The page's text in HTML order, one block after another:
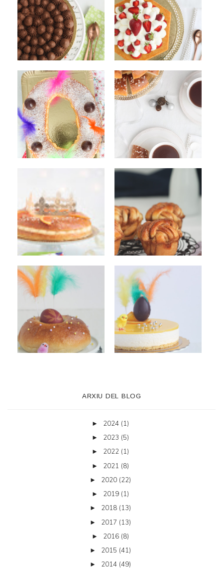
ARXIU DEL BLOG
► 2024 (1)
► 2023 (5)
► 2022 (1)
► 2021 (8)
► 2020 (22)
► 2019 (1)
► 2018 (13)
► 2017 (13)
► 2016 (8)
► 2015 (41)
► 2014 (49)